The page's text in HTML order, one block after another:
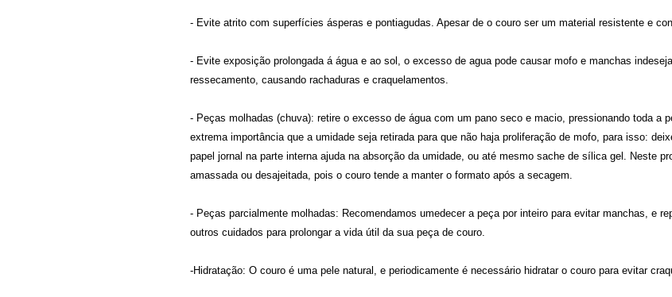
- Evite atrito com superfícies ásperas e pontiagudas. Apesar de o couro ser um material resistente e
- Evite exposição prolongada á água e ao sol, o excesso de agua pode causar mofo e manchas
ressecamento, causando rachaduras e craquelamentos.
- Peças molhadas (chuva): retire o excesso de água com um pano seco e macio, pressionando toda a
extrema importância que a umidade seja retirada para que não haja proliferação de mofo, para isso:
papel jornal na parte interna ajuda na absorção da umidade, ou até mesmo sache de sílica gel. Neste
amassada ou desajeitada, pois o couro tende a manter o formato após a secagem.
- Peças parcialmente molhadas: Recomendamos umedecer a peça por inteiro para evitar manchas, e
outros cuidados para prolongar a vida útil da sua peça de couro.
-Hidratação: O couro é uma pele natural, e periodicamente é necessário hidratar o couro para evitar